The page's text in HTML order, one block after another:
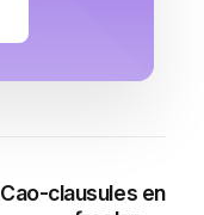
Cao-clausules en